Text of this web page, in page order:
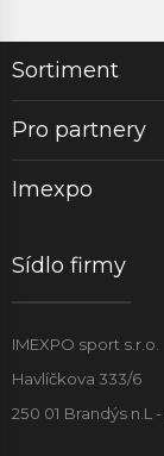
Sortiment
Pro partnery
Imexpo
Sídlo firmy
IMEXPO sport s.r.o.
Havlíčkova 333/6
250 01 Brandýs n.L